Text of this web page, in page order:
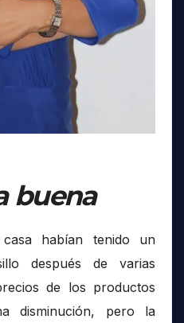
buena
habían tenido un
después de varias
de los productos
disminución, pero la